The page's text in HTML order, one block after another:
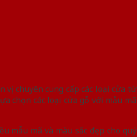
vị chuyên cung cấp các loại cửa từ
chọn các loại cửa gỗ với mẫu mã
mẫu mã và màu sắc đẹp cho quý